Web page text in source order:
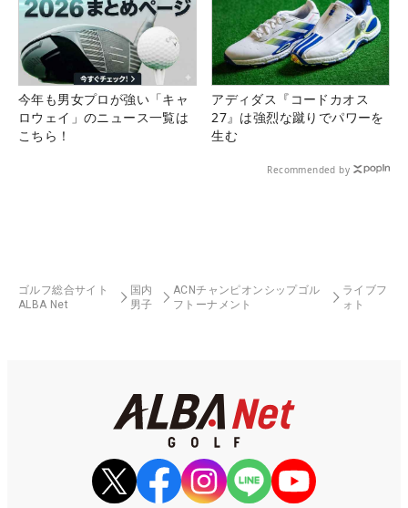
今年も男女プロが強い「キャ
ロウェイ」のニュース一覧は
こちら！
アディダス『コードカオス
27』は強烈な蹴りでパワーを
生む
Recommended by
ゴルフ総合サイト
ALBA Net
国内
男子
ACNチャンピオンシップゴル
フトーナメント
ライブフ
ォト